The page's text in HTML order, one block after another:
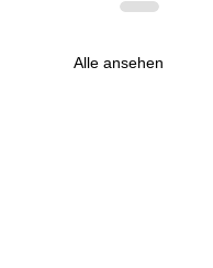
Alle ansehen